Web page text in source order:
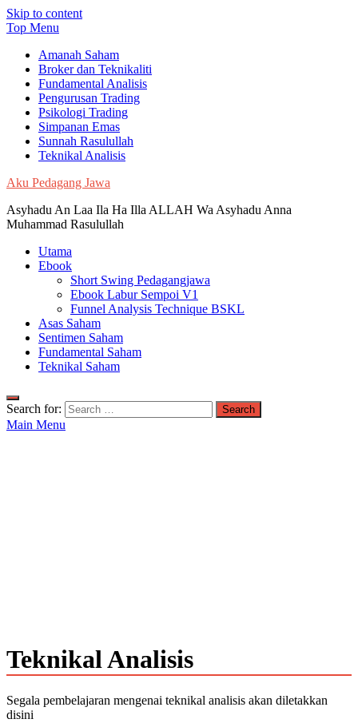
Skip to content
Top Menu
Amanah Saham
Broker dan Teknikaliti
Fundamental Analisis
Pengurusan Trading
Psikologi Trading
Simpanan Emas
Sunnah Rasulullah
Teknikal Analisis
Aku Pedagang Jawa
Asyhadu An Laa Ila Ha Illa ALLAH Wa Asyhadu Anna
Muhammad Rasulullah
Utama
Ebook
Short Swing Pedagangjawa
Ebook Labur Sempoi V1
Funnel Analysis Technique BSKL
Asas Saham
Sentimen Saham
Fundamental Saham
Teknikal Saham
Search for:
Main Menu
Teknikal Analisis
Segala pembelajaran mengenai teknikal analisis akan diletakkan
disini